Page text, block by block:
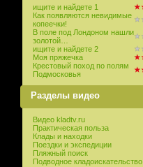
ищите и найдете 1
Как появляются невидимые
копеечки!
В поле под Лондоном нашли
золотой…
ищите и найдете 2
Моя пряжечка
Крестовый поход по полям
Подмосковья
Разделы видео
Видео kladtv.ru
Практическая польза
Клады и находки
Поездки и экспедиции
Пляжный поиск
Подводное кладоискательство